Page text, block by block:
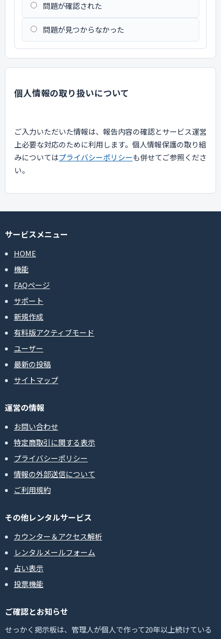
問題が確認された
問題が見つからなかった
個人情報の取り扱いについて
ご入力いただいた情報は、報告内容の確認とサービス運営
上必要な対応のために利用します。個人情報保護の取り組
みについてはプライバシーポリシーも併せてご参照くださ
い。
サービスメニュー
HOME
機能
FAQページ
サポート
新規作成
有料版アクティブモード
ユーザー
最新の投稿
サイトマップ
運営の情報
お問い合わせ
特定商取引に関する表示
プライバシーポリシー
情報の外部送信について
ご利用規約
その他レンタルサービス
カウンター＆アクセス解析
レンタルメールフォーム
占い表示
投票機能
ご確認とお知らせ
せっかく掲示板は、管理人が個人で作って20年以上続けている